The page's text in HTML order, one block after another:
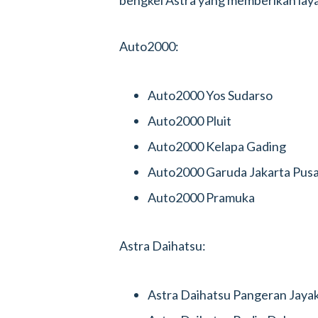
Auto2000:
Auto2000 Yos Sudarso
Auto2000 Pluit
Auto2000 Kelapa Gading
Auto2000 Garuda Jakarta
Auto2000 Pramuka
Astra Daihatsu:
Astra Daihatsu Pangeran